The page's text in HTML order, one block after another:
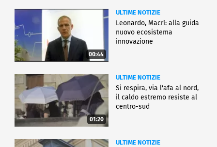
00:44
ULTIME NOTIZIE
Leonardo, Macrì: alla guida
nuovo ecosistema
innovazione
01:20
ULTIME NOTIZIE
Si respira, via l'afa al nord,
il caldo estremo resiste al
centro-sud
ULTIME NOTIZIE